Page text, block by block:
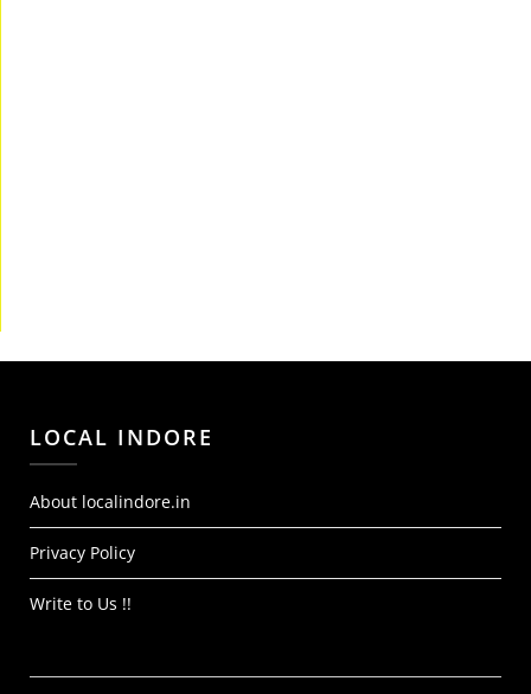
LOCAL INDORE
About localindore.in
Privacy Policy
Write to Us !!